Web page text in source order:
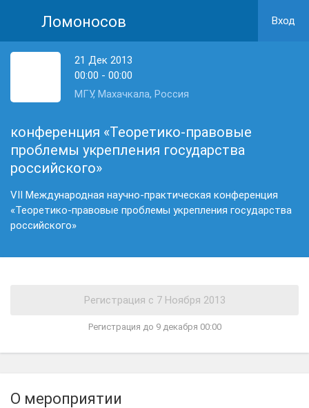
Ломоносов Вход
21 Дек 2013
00:00 - 00:00
МГУ, Махачкала, Россия
конференция «Теоретико-правовые
проблемы укрепления государства
российского»
VII Международная научно-практическая конференция
«Теоретико-правовые проблемы укрепления государства
российского»
Регистрация до 9 декабря 00:00
О мероприятии